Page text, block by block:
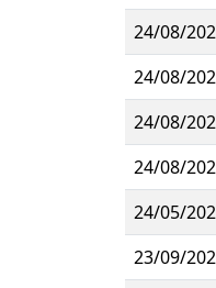
24/08/
24/08/
24/08/
24/08/
24/05/
23/09/